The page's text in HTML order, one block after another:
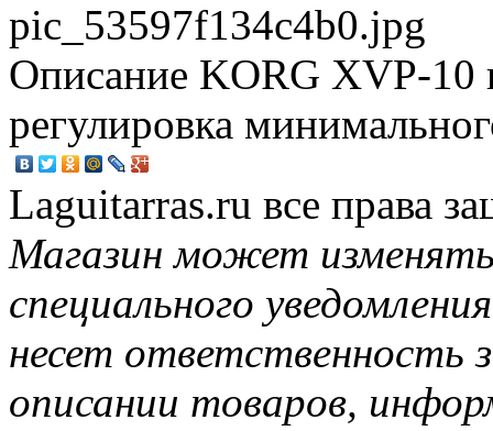
pic_53597f134c4b0.jpg
Описание KORG XVP-10
регулировка
Laguitarras.ru все права
Магазин может
специального
несет ответственность
описании товаров,